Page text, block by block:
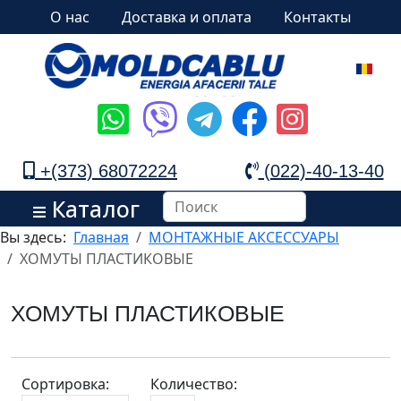
О нас Доставка и оплата Контакты
+(373) 68072224 (022)-40-13-40
Каталог
Вы здесь: Главная
МОНТАЖНЫЕ АКСЕССУАРЫ
ХОМУТЫ ПЛАСТИКОВЫЕ
ХОМУТЫ ПЛАСТИКОВЫЕ
Сортировка: Количество: